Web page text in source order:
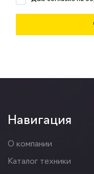
Навигация
О компании
Каталог техники